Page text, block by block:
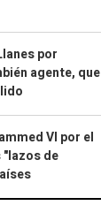
por
agente, que
VI por el
"lazos de